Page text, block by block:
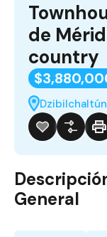
de
country
General